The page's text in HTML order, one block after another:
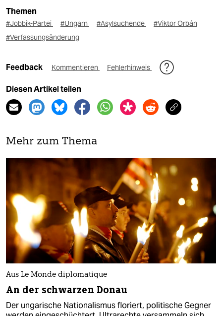
Themen
#Jobbik-Partei #Ungarn #Asylsuchende
#Viktor Orbán
#Verfassungsänderung
Feedback Kommentieren Fehlerhinweis
Diesen Artikel teilen
Mehr zum Thema
Aus Le Monde diplomatique
An der schwarzen Donau
Der ungarische Nationalismus floriert, politische Gegner